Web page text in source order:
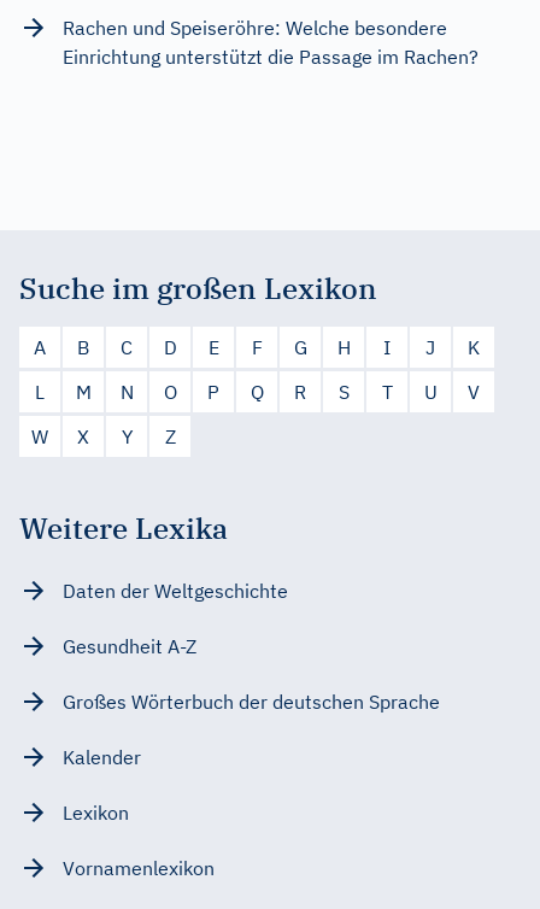
Rachen und Speiseröhre: Welche besondere
Einrichtung unterstützt die Passage im Rachen?
Suche im großen Lexikon
A B C D E F G H I J
K
L
M N O P Q R S T U
V
W
X Y Z
Weitere Lexika
Daten der Weltgeschichte
Gesundheit A-Z
Großes Wörterbuch der deutschen Sprache
Kalender
Lexikon
Vornamenlexikon